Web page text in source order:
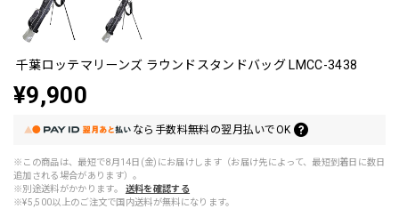
千葉ロッテマリーンズ ラウンドスタンドバッグ LMCC-3438
¥9,900
なら 手数料無料の翌月払いでOK
※この商品は、最短で8月14日(金)にお届けします（お届け先によって、最短到着日に数日
追加される場合があります）。
※別途送料がかかります。
送料を確認する
※¥5,500以上のご注文で国内送料が無料になります。